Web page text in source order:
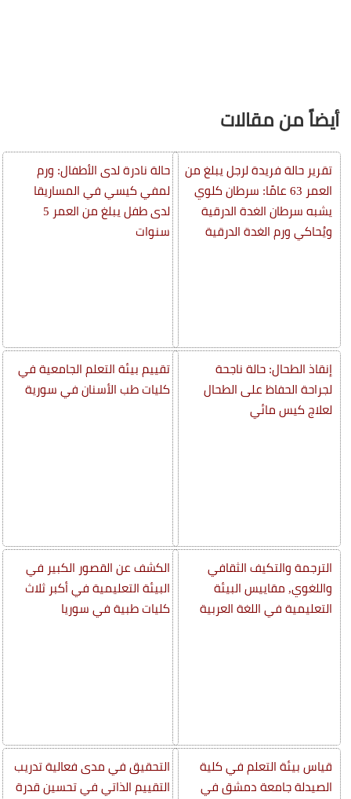
أيضاً من مقالات
تقرير حالة فريدة لرجل يبلغ من
العمر 63 عامًا: سرطان كلوي
يشبه سرطان الغدة الدرقية
ويُحاكي ورم الغدة الدرقية
إنقاذ الطحال: حالة ناجحة
لجراحة الحفاظ على الطحال
لعلاج كيس مائي
الترجمة والتكيف الثقافي
واللغوي, مقاييس البيئة
التعليمية في اللغة العربية
قياس بيئة التعلم في كلية
الصيدلة جامعة دمشق في
حالة نادرة لدى الأطفال: ورم
لمفي كيسي في المساريقا
لدى طفل يبلغ من العمر 5
سنوات
تقييم بيئة التعلم الجامعية في
كليات طب الأسنان في سورية
الكشف عن القصور الكبير في
البيئة التعليمية في أكبر ثلاث
كليات طبية في سوريا
التحقيق في مدى فعالية تدريب
التقييم الذاتي في تحسين قدرة